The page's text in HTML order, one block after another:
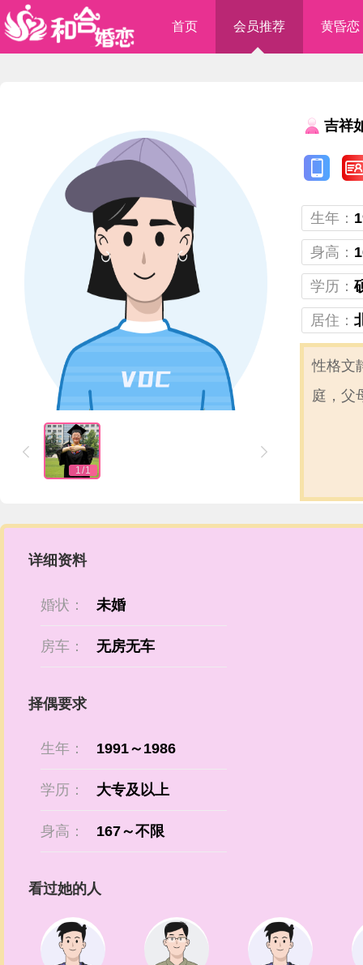
首页 会员推荐 黄昏恋

1/1

吉祥
生年：
身高：
学历：
居住：
性格文
庭，父
详细资料
婚状： 未婚
房车： 无房无车
择偶要求
生年： 1991～1986
学历： 大专及以上
身高： 167～不限
看过她的人